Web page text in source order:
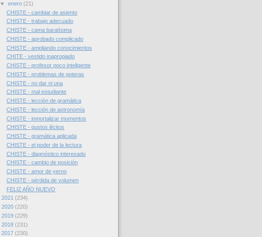
▼ enero (21)
CHISTE - cambiar de asiento
CHISTE - trabajo adecuado
CHISTE - cama baratísima
CHISTE - aprobado complicado
CHISTE - ampliando conocimientos
CHITE - vestido inapropiado
CHISTE - profesor poco inteligente
CHISTE - problemas de goteras
CHISTE - no dar ni una
CHISTE - mal estudiante
CHISTE - lección de gramática
CHISTE - lección de astronomía
CHISTE - inmortalizar momentos
CHISTE - gustos ilícitos
CHISTE - gramática aplicada
CHISTE - el poder de la lectura
CHISTE - diagnóstico interesado
CHISTE - cambio de posición
CHISTE - amor de yerno
CHISTE - pérdida de volumen
FELIZ AÑO NUEVO
2021 (234)
2020 (220)
2019 (229)
2018 (231)
2017 (230)